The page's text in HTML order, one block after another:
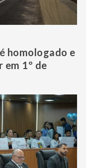
homologado e
em 1º de